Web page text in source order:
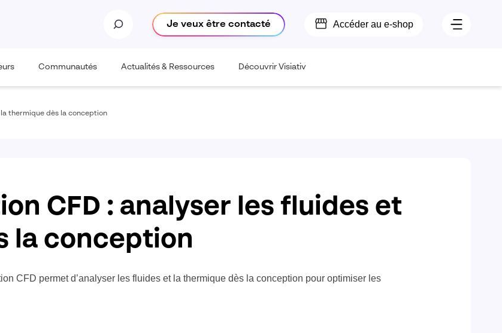
Je veux être contacté Accéder au e-shop
Communautés Actualités & Ressources Découvrir Visiativ
la thermique dès la conception
CFD : analyser les fluides et
la conception
CFD permet d’analyser les fluides et la thermique dès la conception pour optimiser les